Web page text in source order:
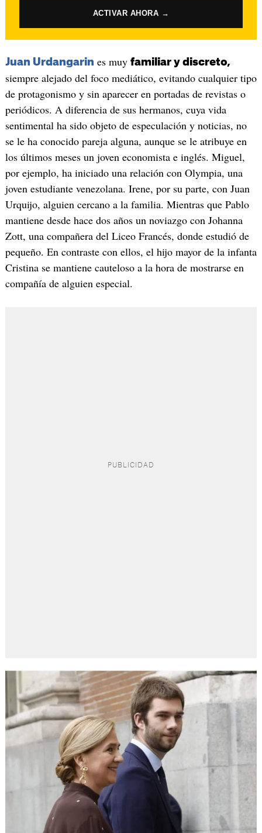
ACTIVAR AHORA →
Juan Urdangarin es muy familiar y discreto,
siempre alejado del foco mediático, evitando cualquier tipo
de protagonismo y sin aparecer en portadas de revistas o
periódicos. A diferencia de sus hermanos, cuya vida
sentimental ha sido objeto de especulación y noticias, no
se le ha conocido pareja alguna, aunque se le atribuye en
los últimos meses un joven economista e inglés. Miguel,
por ejemplo, ha iniciado una relación con Olympia, una
joven estudiante venezolana. Irene, por su parte, con Juan
Urquijo, alguien cercano a la familia. Mientras que Pablo
mantiene desde hace dos años un noviazgo con Johanna
Zott, una compañera del Liceo Francés, donde estudió de
pequeño. En contraste con ellos, el hijo mayor de la infanta
Cristina se mantiene cauteloso a la hora de mostrarse en
compañía de alguien especial.